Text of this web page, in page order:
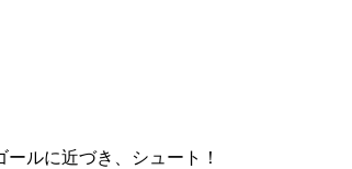
ールに近づき、シュート！